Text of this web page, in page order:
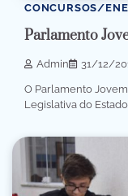
CONCURSOS/
Parlamento
Admin 31/12/
O Parlamento
Legislativa do